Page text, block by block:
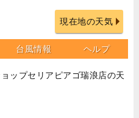
現在地の天気
台風情報 ヘルプ
ップセリアピアゴ瑞浪店の天